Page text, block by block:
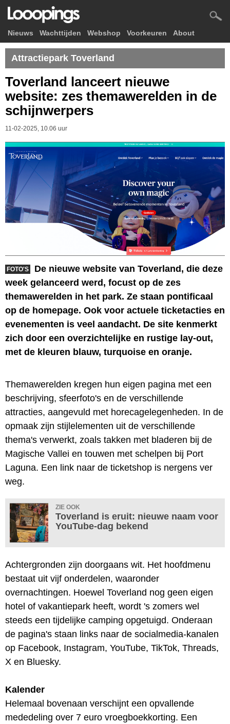
Nieuws Wachttijden Webshop Voorkeuren About
Attractiepark Toverland
Toverland lanceert nieuwe
website: zes themawerelden in de
schijnwerpers
11-02-2025, 10.06 uur
FOTO'S
De nieuwe website van Toverland, die deze
week gelanceerd werd, focust op de zes
themawerelden in het park. Ze staan pontificaal
op de homepage. Ook voor actuele ticketacties en
evenementen is veel aandacht. De site kenmerkt
zich door een overzichtelijke en rustige lay-out,
met de kleuren blauw, turquoise en oranje.
Themawerelden kregen hun eigen pagina met een
beschrijving, sfeerfoto's en de verschillende
attracties, aangevuld met horecagelegenheden. In de
opmaak zijn stijlelementen uit de verschillende
thema's verwerkt, zoals takken met bladeren bij de
Magische Vallei en touwen met schelpen bij Port
Laguna. Een link naar de ticketshop is nergens ver
weg.
ZIE OOK
Toverland is eruit: nieuwe naam voor
YouTube-dag bekend
Achtergronden zijn doorgaans wit. Het hoofdmenu
bestaat uit vijf onderdelen, waaronder
overnachtingen. Hoewel Toverland nog geen eigen
hotel of vakantiepark heeft, wordt 's zomers wel
steeds een tijdelijke camping opgetuigd. Onderaan
de pagina's staan links naar de socialmedia-kanalen
op Facebook, Instagram, YouTube, TikTok, Threads,
X en Bluesky.
Kalender
Helemaal bovenaan verschijnt een opvallende
mededeling over 7 euro vroegboekkorting. Een